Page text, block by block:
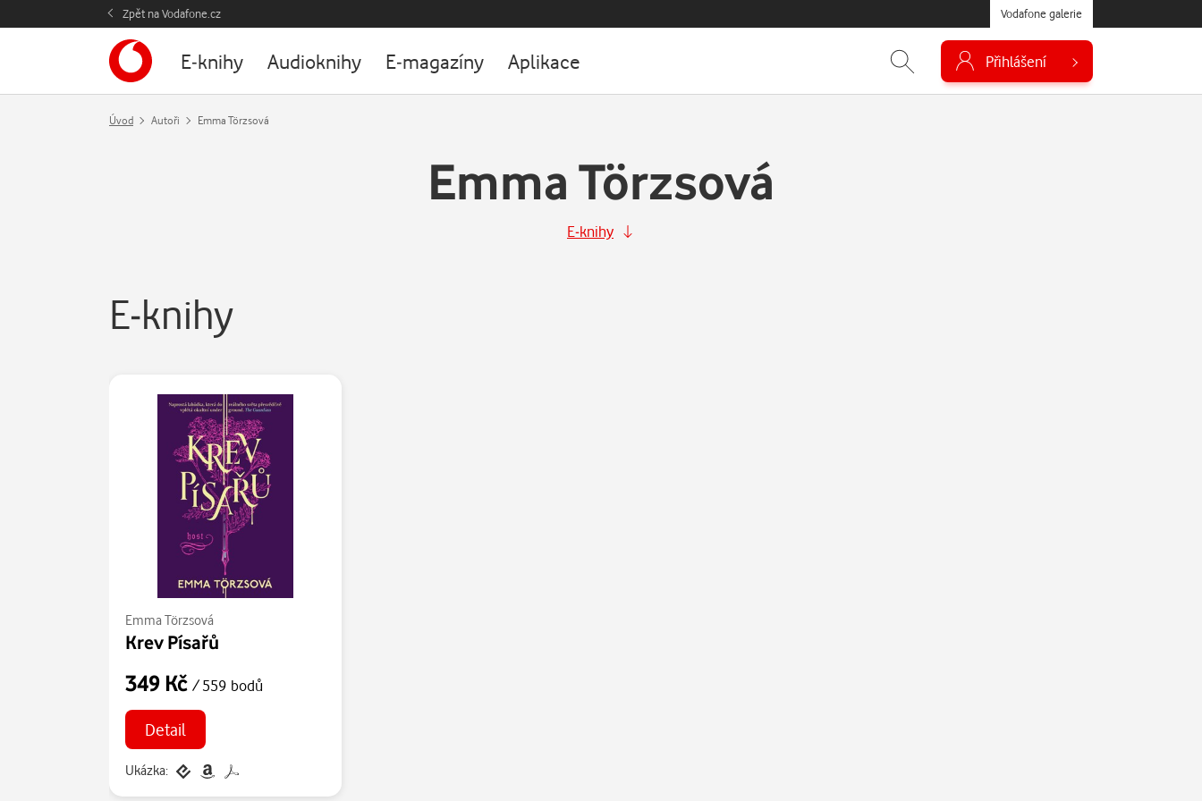
Zpět na Vodafone.cz Vodafone galerie
E-knihy Audioknihy E-magazíny Aplikace Přihlášení
Úvod Autoři Emma Törzsová
Emma Törzsová
E-knihy
E-knihy
Emma Törzsová
Krev Písařů
349 Kč / 559 bodů
Detail
Ukázka: